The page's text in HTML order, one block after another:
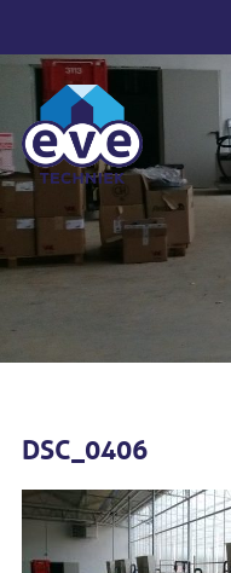
DSC_0406